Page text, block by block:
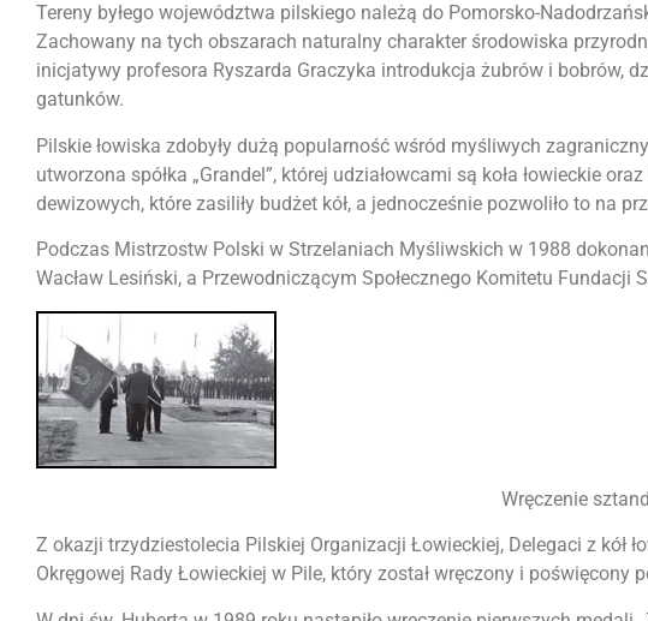
Tereny byłego województwa pilskiego należą do Pomorsko-
Zachowany na tych obszarach naturalny charakter środowiska
inicjatywy profesora Ryszarda Graczyka introdukcja żubrów i bobrów,
gatunków.
Pilskie łowiska zdobyły dużą popularność wśród myśliwych
utworzona spółka „Grandel”, której udziałowcami są koła łowieckie
dewizowych, które zasiliły budżet kół, a jednocześnie pozwoliło to na
Podczas Mistrzostw Polski w Strzelaniach Myśliwskich w 1988
Wacław Lesiński, a Przewodniczącym Społecznego Komitetu Fundacji
Wręczenie
Z okazji trzydziestolecia Pilskiej Organizacji Łowieckiej, Delegaci z kół
Okręgowej Rady Łowieckiej w Pile, który został wręczony i